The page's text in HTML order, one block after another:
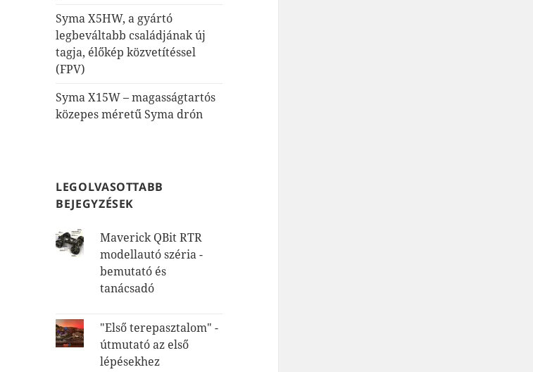
Syma X5HW, a gyártó
legbeváltabb családjának új
tagja, élőkép közvetítéssel
(FPV)
Syma X15W – magasságtartós
közepes méretű Syma drón
LEGOLVASOTTABB
BEJEGYZÉSEK
Maverick QBit RTR
modellautó széria -
bemutató és
tanácsadó
"Első terepasztalom" -
útmutató az első
lépésekhez